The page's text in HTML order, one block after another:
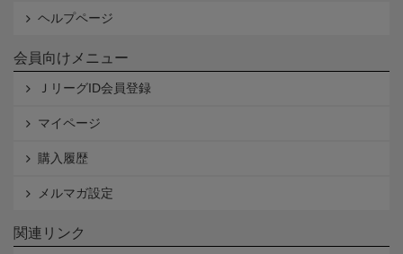
ヘルプページ
会員向けメニュー
ＪリーグID会員登録
マイページ
購入履歴
メルマガ設定
関連リンク